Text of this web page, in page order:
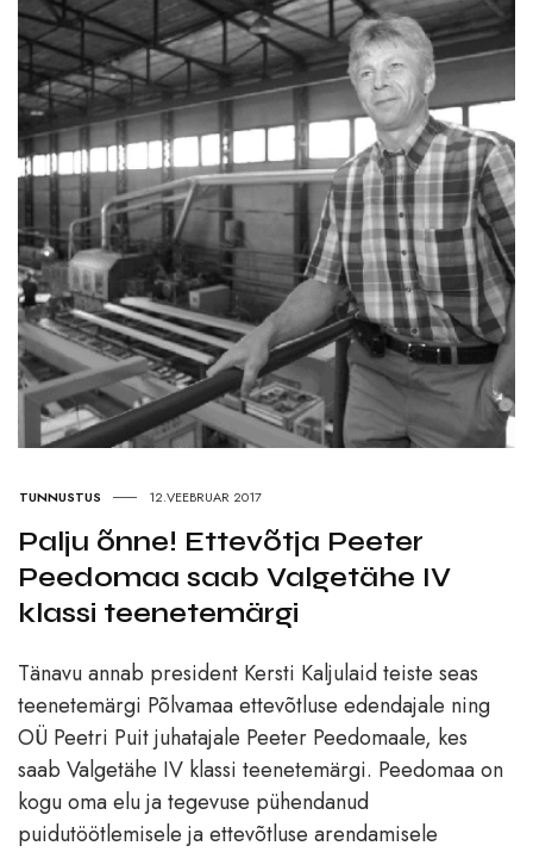
TUNNUSTUS 12.VEEBRUAR 2017
Palju õnne! Ettevõtja Peeter
Peedomaa saab Valgetähe IV
klassi teenetemärgi
Tänavu annab president Kersti Kaljulaid teiste seas
teenetemärgi Põlvamaa ettevõtluse edendajale ning
OÜ Peetri Puit juhatajale Peeter Peedomaale, kes
saab Valgetähe IV klassi teenetemärgi. Peedomaa on
kogu oma elu ja tegevuse pühendanud
puidutöötlemisele ja ettevõtluse arendamisele